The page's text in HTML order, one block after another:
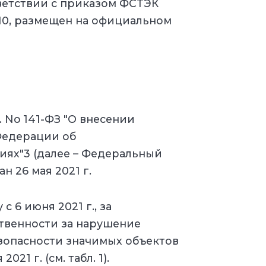
с приказом ФСТЭК
размещен на официальном
No 141-ФЗ "О внесении
об
(далее – Федеральный
26 мая 2021 г.
6 июня 2021 г., за
за нарушение
значимых объектов
г. (см. табл. 1).